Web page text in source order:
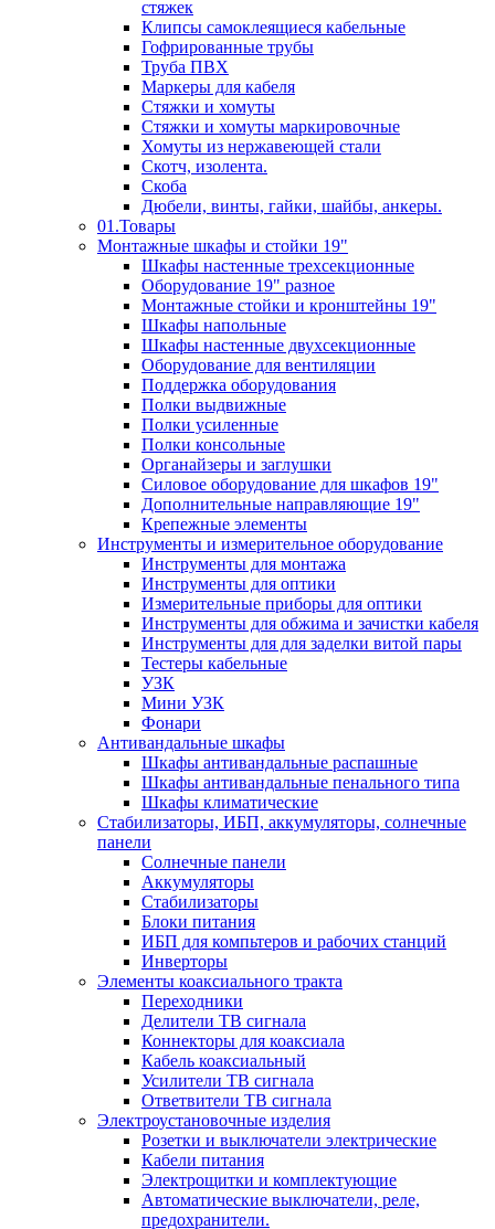
стяжек
Клипсы самоклеящиеся кабельные
Гофрированные трубы
Труба ПВХ
Маркеры для кабеля
Стяжки и хомуты
Стяжки и хомуты маркировочные
Хомуты из нержавеющей стали
Скотч, изолента.
Скоба
Дюбели, винты, гайки, шайбы, анкеры.
01.Товары
Монтажные шкафы и стойки 19"
Шкафы настенные трехсекционные
Оборудование 19" разное
Монтажные стойки и кронштейны 19"
Шкафы напольные
Шкафы настенные двухсекционные
Оборудование для вентиляции
Поддержка оборудования
Полки выдвижные
Полки усиленные
Полки консольные
Органайзеры и заглушки
Силовое оборудование для шкафов 19"
Дополнительные направляющие 19"
Крепежные элементы
Инструменты и измерительное оборудование
Инструменты для монтажа
Инструменты для оптики
Измерительные приборы для оптики
Инструменты для обжима и зачистки кабеля
Инструменты для для заделки витой пары
Тестеры кабельные
УЗК
Мини УЗК
Фонари
Антивандальные шкафы
Шкафы антивандальные распашные
Шкафы антивандальные пенального типа
Шкафы климатические
Стабилизаторы, ИБП, аккумуляторы, солнечные
панели
Солнечные панели
Аккумуляторы
Стабилизаторы
Блоки питания
ИБП для компьтеров и рабочих станций
Инверторы
Элементы коаксиального тракта
Переходники
Делители ТВ сигнала
Коннекторы для коаксиала
Кабель коаксиальный
Усилители ТВ сигнала
Ответвители ТВ сигнала
Электроустановочные изделия
Розетки и выключатели электрические
Кабели питания
Электрощитки и комплектующие
Автоматические выключатели, реле,
предохранители.